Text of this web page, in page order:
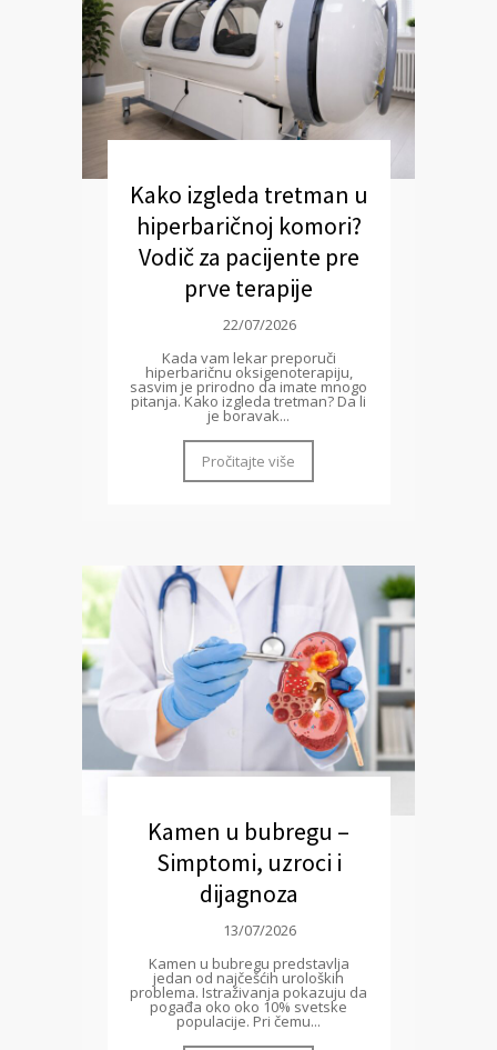
Kako izgleda tretman u
hiperbaričnoj komori?
Vodič za pacijente pre
prve terapije
22/07/2026
Kada vam lekar preporuči
hiperbaričnu oksigenoterapiju,
sasvim je prirodno da imate mnogo
pitanja. Kako izgleda tretman? Da li
je boravak...
Pročitajte više
Kamen u bubregu –
Simptomi, uzroci i
dijagnoza
13/07/2026
Kamen u bubregu predstavlja
jedan od najčešćih uroloških
problema. Istraživanja pokazuju da
pogađa oko oko 10% svetske
populacije. Pri čemu...